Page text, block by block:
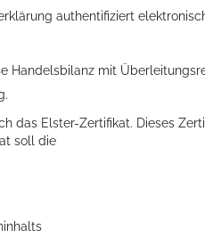
Standort für Events
authentifiziert
Handelsbilanz mit
das Elster-Zertifikat. Dieses
soll die